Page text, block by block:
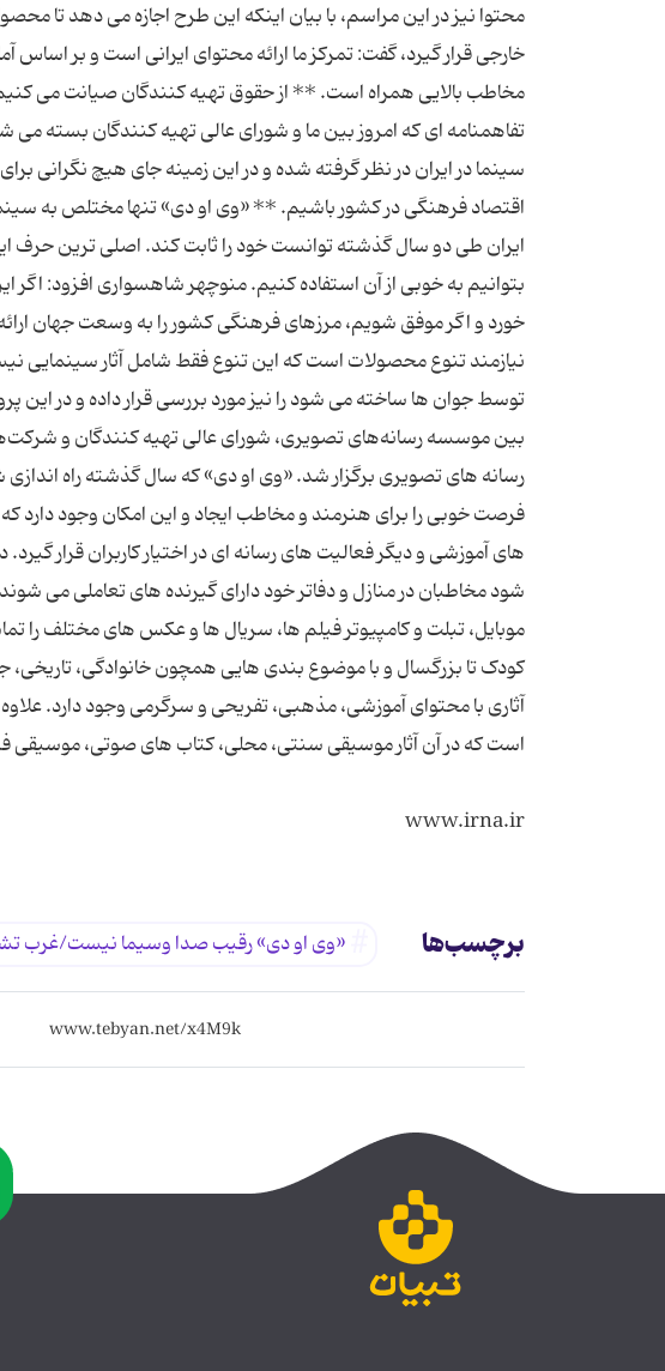
محتوا نیز در این مراسم، با بیان اینکه این طرح اجازه می دهد تا
خارجی قرار گیرد، گفت: تمرکز ما ارائه محتوای ایرانی است و بر
مخاطب بالایی همراه است. ** از حقوق تهیه کنندگان صیانت می
تفاهمنامه ای که امروز بین ما و شورای عالی تهیه کنندگان بسته
سینما در ایران در نظر گرفته شده و در این زمینه جای هیچ نگرانی
اقتصاد فرهنگی در کشور باشیم. ** «وی او دی» تنها مختلص به
ایران طی دو سال گذشته توانست خود را ثابت کند. اصلی ترین حرف
بتوانیم به خوبی از آن استفاده کنیم. منوچهر شاهسواری افزود:
خورد و اگر موفق شویم، مرزهای فرهنگی کشور را به وسعت جهان
نیازمند تنوع محصولات است که این تنوع فقط شامل آثار سینمایی
توسط جوان ها ساخته می شود را نیز مورد بررسی قرار داده و در این
بین موسسه رسانه‌های تصویری، شورای عالی تهیه کنندگان و
رسانه های تصویری برگزار شد. «وی او دی» که سال گذشته راه
فرصت خوبی را برای هنرمند و مخاطب ایجاد و این امکان وجود دارد
های آموزشی و دیگر فعالیت های رسانه ای در اختیار کاربران قرار
شود مخاطبان در منازل و دفاتر خود دارای گیرنده های تعاملی می
موبایل، تبلت و کامپیوتر فیلم ها، سریال ها و عکس های مختلف را
کودک تا بزرگسال و با موضوع بندی هایی همچون خانوادگی،
آثاری با محتوای آموزشی، مذهبی، تفریحی و سرگرمی وجود دارد.
www.irna.ir
برچسب‌ها «وی او دی» رقیب صدا وسیما نیست/غرب